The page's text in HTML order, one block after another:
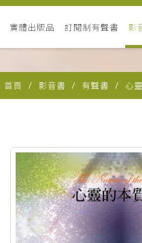
實體出版品 訂閱制有聲書 影
首頁 影音書 有聲書 心